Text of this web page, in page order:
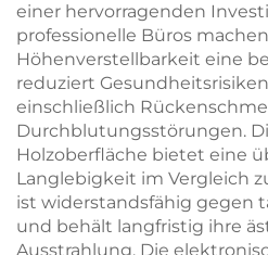
einer hervorragenden
professionelle Büros
Höhenverstellbarkeit eine
reduziert
einschließlich
Durchblutungsstörungen.
Holzoberfläche bietet eine
Langlebigkeit im Vergleich
ist widerstandsfähig gegen
und behält langfristig ihre
Ausstrahlung. Die